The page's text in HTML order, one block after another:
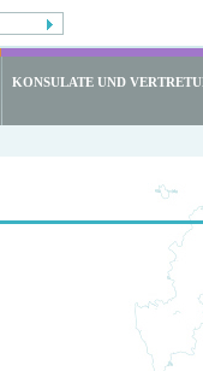
KONSULATE UND